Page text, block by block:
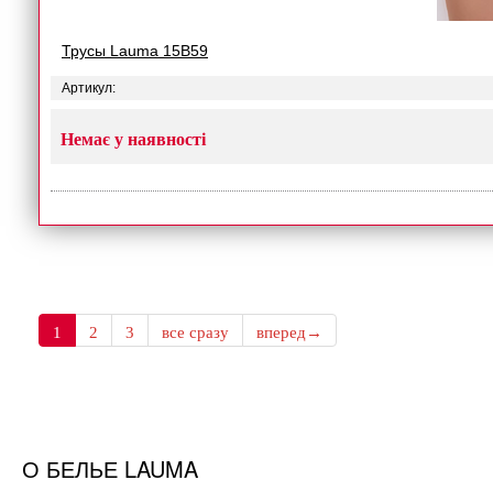
Трусы Lauma 15B59
Артикул:
Немає у наявності
1 2 3 все сразу вперед→
О БЕЛЬЕ LAUMA